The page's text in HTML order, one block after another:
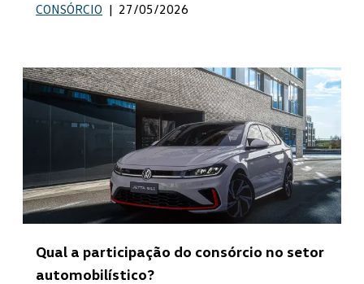
CONSÓRCIO | 27/05/2026
Qual a participação do consórcio no setor
automobilístico?